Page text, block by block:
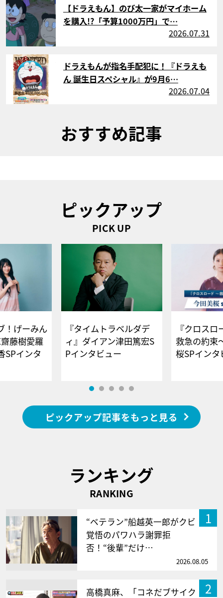
【ドラえもん】のび太一家がマイホーム
を購入!?「予算1000万円」で…
2026.07.31
ドラえもんが指名手配犯に！『ドラえも
ん 誕生日スペシャル』が9月6…
2026.07.04
おすすめ記事
ピックアップ
PICK UP
！げーみん
藤樹愛羅
SPインタ
『タイムトラベルダデ
ィ』ダイアン津田篤宏S
Pインタビュー
『クロス
救急の約束
桜SPイ
ピックアップ記事をもっと見る
ランキング
RANKING
1
“ベテラン”船越英一郎がクビ
覚悟のパワハラ謝罪拒
否！“後輩”だけ…
2026.08.05
2
高橋真麻、「コネだブサイク